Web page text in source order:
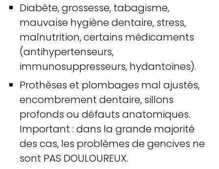
Diabète, grossesse, tabagisme,
mauvaise hygiène dentaire, stress,
malnutrition, certains médicaments
(antihypertenseurs,
immunosuppresseurs, hydantoïnes).
Prothèses et plombages mal ajustés,
encombrement dentaire, sillons
profonds ou défauts anatomiques.
Important : dans la grande majorité
des cas, les problèmes de gencives ne
sont PAS DOULOUREUX.